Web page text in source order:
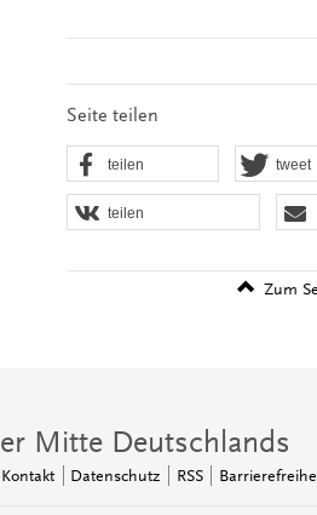
Seite teilen
teilen tweet
teilen
Zum
Mitte Deutschlands
Kontakt Datenschutz RSS